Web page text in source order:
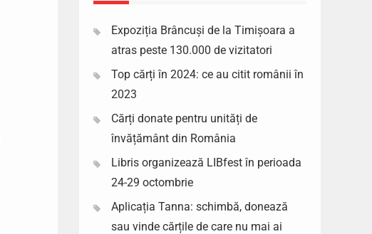
Expoziția Brâncuși de la Timișoara a
atras peste 130.000 de vizitatori
Top cărți în 2024: ce au citit românii în
2023
Cărți donate pentru unități de
învățământ din România
Libris organizează LIBfest în perioada
24-29 octombrie
Aplicația Tanna: schimbă, donează
sau vinde cărțile de care nu mai ai